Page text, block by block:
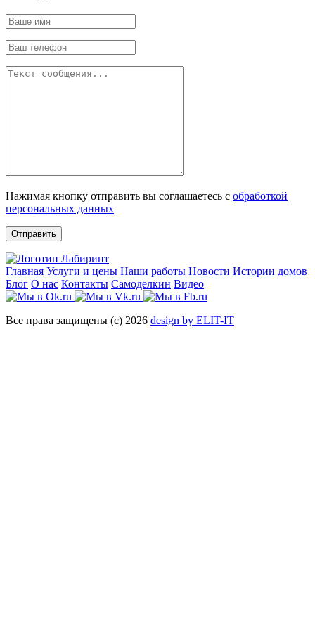
Нажимая кнопку отправить вы соглашаетесь с обработкой
персональных данных
Отправить
Главная Услуги и цены Наши работы Новости Истории домов
Блог О нас Контакты Самоделкин Видео
Все права защищены (с) 2026 design by ELIT-IT